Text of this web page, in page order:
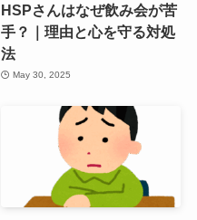
HSPさんはなぜ飲み会が苦
手？｜理由と心を守る対処
法
May 30, 2025